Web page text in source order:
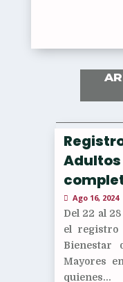
Ago 16, 2024
Del 22 al
el registro
Bienestar
Mayores
quienes...